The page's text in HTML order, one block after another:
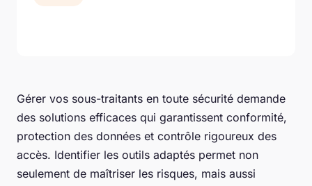
Gérer vos sous-traitants en toute sécurité demande
des solutions efficaces qui garantissent conformité,
protection des données et contrôle rigoureux des
accès. Identifier les outils adaptés permet non
seulement de maîtriser les risques, mais aussi